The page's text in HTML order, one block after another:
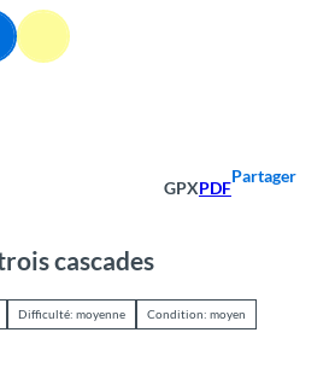
GPXPDF
Partager
cascades
Difficulté: moyenne Condition: moyen